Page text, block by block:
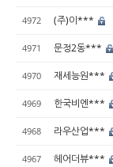
4972 (주)이***
4971 문정2동***
4970 재세능원***
4969 한국비엔***
4968 라우산업***
4967 헤어더뷰***